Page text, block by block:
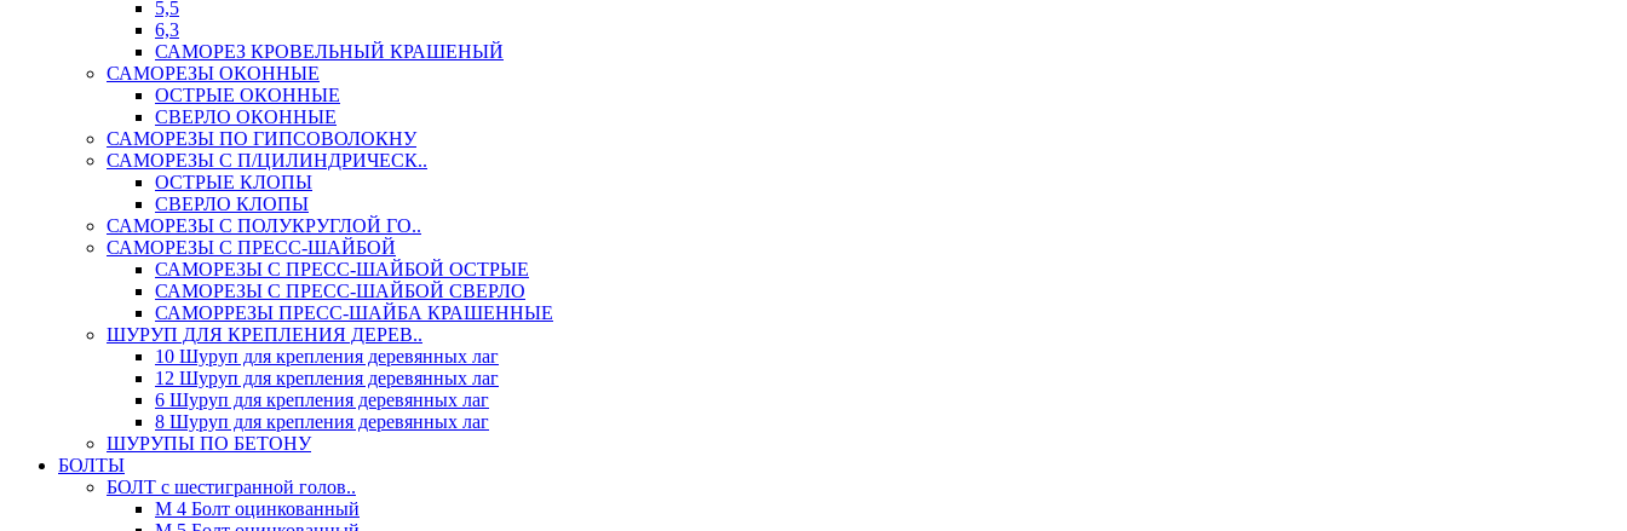
5,5
6,3
САМОРЕЗ КРОВЕЛЬНЫЙ КРАШЕНЫЙ
САМОРЕЗЫ ОКОННЫЕ
ОСТРЫЕ ОКОННЫЕ
СВЕРЛО ОКОННЫЕ
САМОРЕЗЫ ПО ГИПСОВОЛОКНУ
САМОРЕЗЫ С П/ЦИЛИНДРИЧЕСК..
ОСТРЫЕ КЛОПЫ
СВЕРЛО КЛОПЫ
САМОРЕЗЫ С ПОЛУКРУГЛОЙ ГО..
САМОРЕЗЫ С ПРЕСС-ШАЙБОЙ
САМОРЕЗЫ С ПРЕСС-ШАЙБОЙ ОСТРЫЕ
САМОРЕЗЫ С ПРЕСС-ШАЙБОЙ СВЕРЛО
САМОРРЕЗЫ ПРЕСС-ШАЙБА КРАШЕННЫЕ
ШУРУП ДЛЯ КРЕПЛЕНИЯ ДЕРЕВ..
10 Шуруп для крепления деревянных лаг
12 Шуруп для крепления деревянных лаг
6 Шуруп для крепления деревянных лаг
8 Шуруп для крепления деревянных лаг
ШУРУПЫ ПО БЕТОНУ
БОЛТЫ
БОЛТ с шестигранной голов..
М 4 Болт оцинкованный